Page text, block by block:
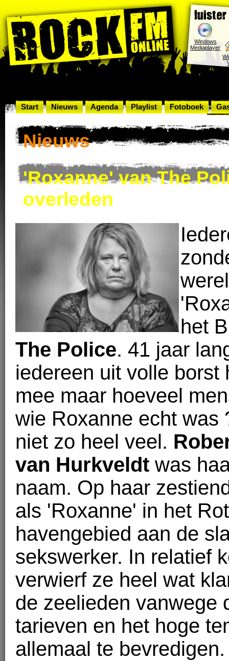
Windows
Mediaplayer
Start Nieuws Agenda Playlist Fotoboek
Nieuws
'Roxanne' van The
overleden
het
The Police. 41 jaar
iedereen uit volle borst
mee maar hoeveel
wie Roxanne echt was
niet zo heel veel.
van Hurkveldt was
naam. Op haar
als 'Roxanne' in het
havengebied aan de
sekswerker. In relatief
verwierf ze heel wat
de zeelieden vanwege
tarieven en het hoge
allemaal te bevredigen.